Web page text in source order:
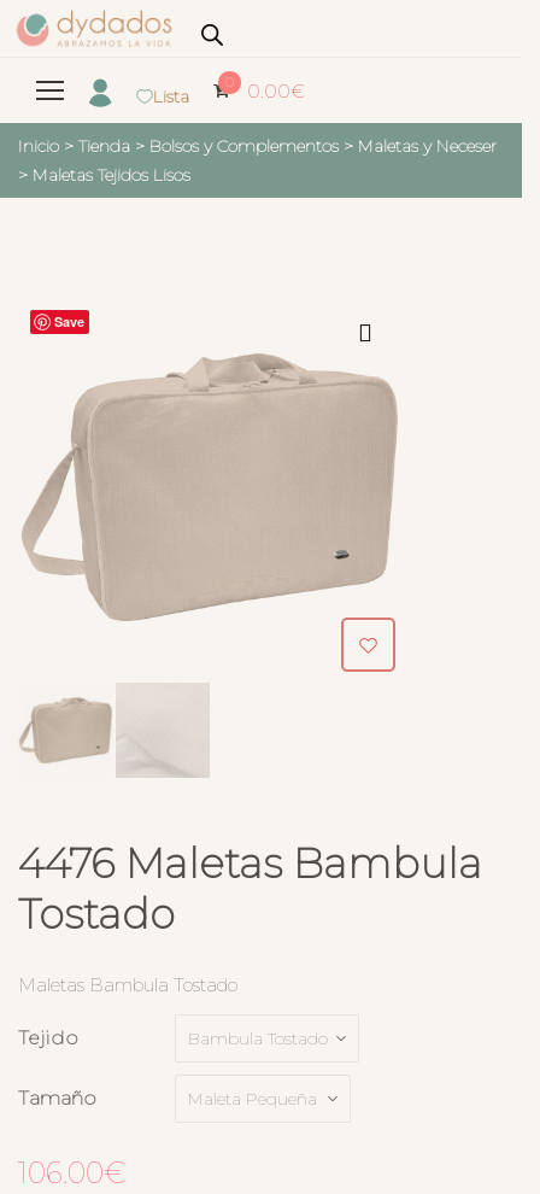
Lista
0 0.00€
Inicio > Tienda > Bolsos y Complementos > Maletas y Neceser
> Maletas Tejidos Lisos
Save
4476 Maletas Bambula
Tostado
Maletas Bambula Tostado
Tejido
Tamaño
106.00€